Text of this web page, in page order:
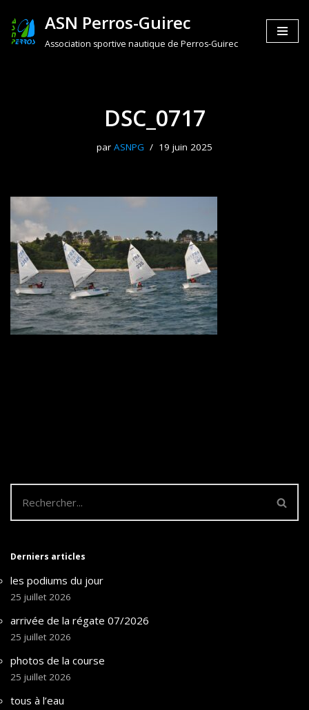
Aller
ASN Perros-Guirec
Association sportive nautique de Perros-Guirec
DSC_0717
par ASNPG 19 juin 2025
Derniers articles
les podiums du jour
25 juillet 2026
arrivée de la régate 07/2026
25 juillet 2026
photos de la course
25 juillet 2026
tous à l’eau